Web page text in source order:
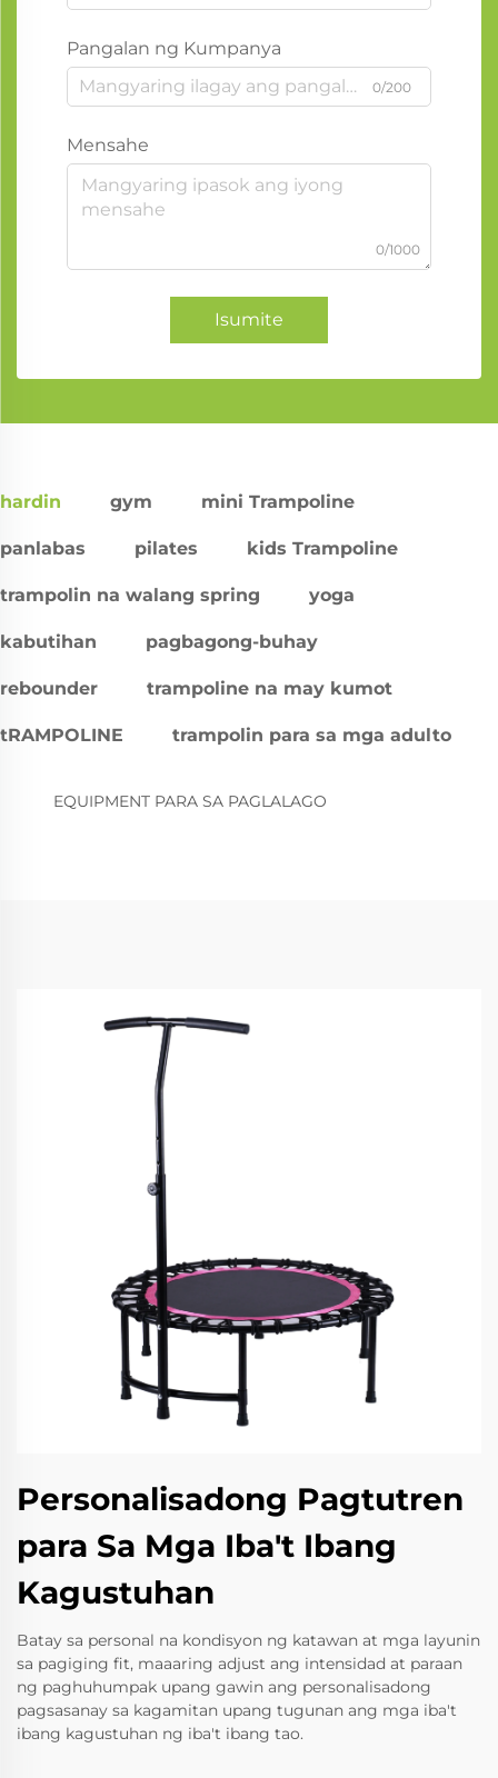
Pangalan ng Kumpanya
0/200
Mensahe
0/1000
Isumite
hardin gym mini Trampoline
panlabas pilates kids Trampoline
trampolin na walang spring yoga
kabutihan pagbagong-buhay
rebounder trampoline na may kumot
tRAMPOLINE trampolin para sa mga adulto
EQUIPMENT PARA SA PAGLALAGO
Personalisadong Pagtutren
para Sa Mga Iba't Ibang
Kagustuhan
Batay sa personal na kondisyon ng katawan at mga layunin
sa pagiging fit, maaaring adjust ang intensidad at paraan
ng paghuhumpak upang gawin ang personalisadong
pagsasanay sa kagamitan upang tugunan ang mga iba't
ibang kagustuhan ng iba't ibang tao.